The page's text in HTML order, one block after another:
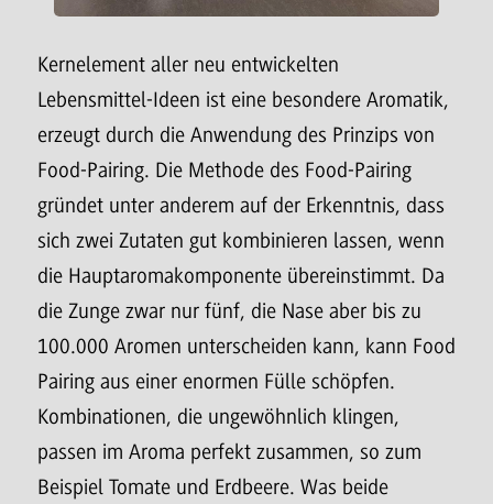
Kernelement aller neu entwickelten
Lebensmittel-Ideen ist eine besondere Aromatik,
erzeugt durch die Anwendung des Prinzips von
Food-Pairing. Die Methode des Food-Pairing
gründet unter anderem auf der Erkenntnis, dass
sich zwei Zutaten gut kombinieren lassen, wenn
die Hauptaromakomponente übereinstimmt. Da
die Zunge zwar nur fünf, die Nase aber bis zu
100.000 Aromen unterscheiden kann, kann Food
Pairing aus einer enormen Fülle schöpfen.
Kombinationen, die ungewöhnlich klingen,
passen im Aroma perfekt zusammen, so zum
Beispiel Tomate und Erdbeere. Was beide